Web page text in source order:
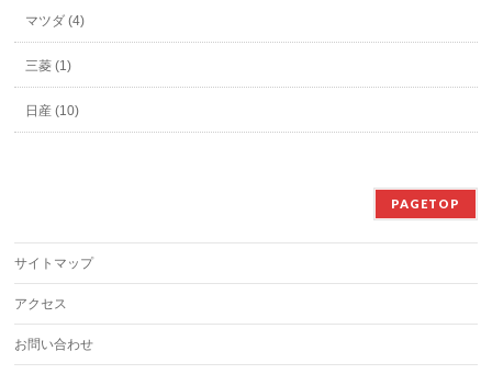
マツダ (4)
三菱 (1)
日産 (10)
PAGETOP
サイトマップ
アクセス
お問い合わせ